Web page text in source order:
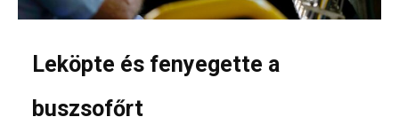
Leköpte és fenyegette a
buszsofőrt